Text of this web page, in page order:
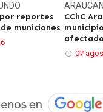
reportes
municiones
CChC
07